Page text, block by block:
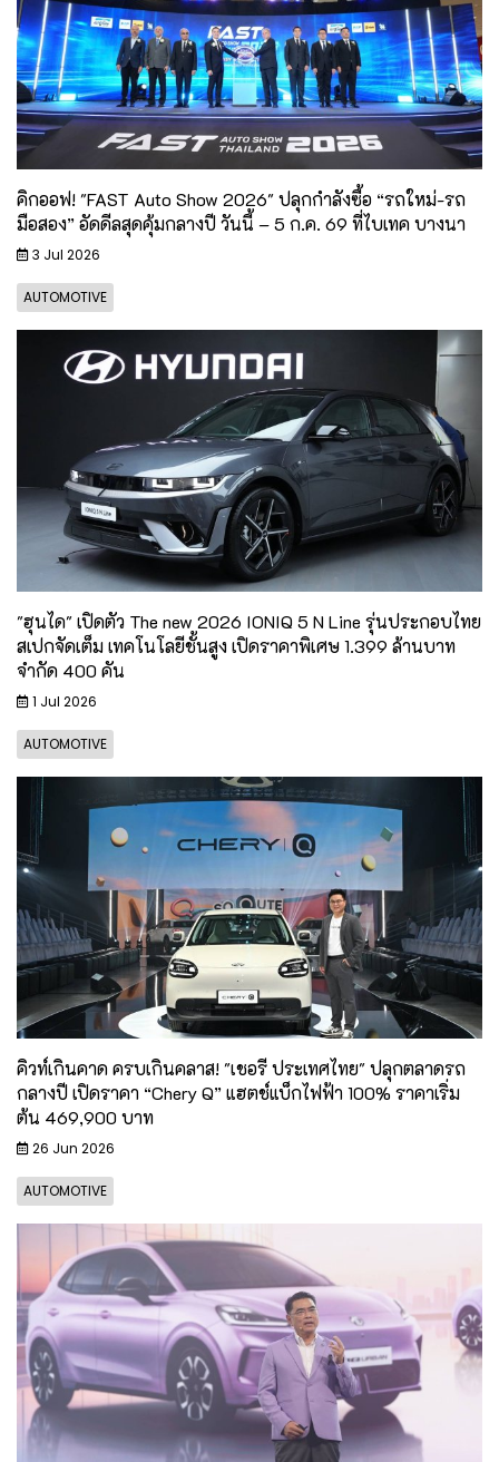
คิกออฟ! "FAST Auto Show 2026" ปลุกกำลังซื้อ “รถใหม่-รถ
มือสอง” อัดดีลสุดคุ้มกลางปี วันนี้ – 5 ก.ค. 69 ที่ไบเทค บางนา
3 Jul 2026
AUTOMOTIVE
"ฮุนได" เปิดตัว The new 2026 IONIQ 5 N Line รุ่นประกอบไทย
สเปกจัดเต็ม เทคโนโลยีชั้นสูง เปิดราคาพิเศษ 1.399 ล้านบาท
จำกัด 400 คัน
1 Jul 2026
AUTOMOTIVE
คิวท์เกินคาด ครบเกินคลาส! "เชอรี ประเทศไทย" ปลุกตลาดรถ
กลางปี เปิดราคา “Chery Q” แฮตช์แบ็กไฟฟ้า 100% ราคาเริ่ม
ต้น 469,900 บาท
26 Jun 2026
AUTOMOTIVE